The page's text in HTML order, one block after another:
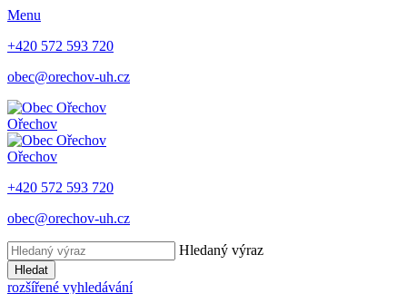
Menu
+420 572 593 720
obec@orechov-uh.cz
Ořechov
Ořechov
+420 572 593 720
obec@orechov-uh.cz
Hledaný výraz
Hledat
rozšířené vyhledávání